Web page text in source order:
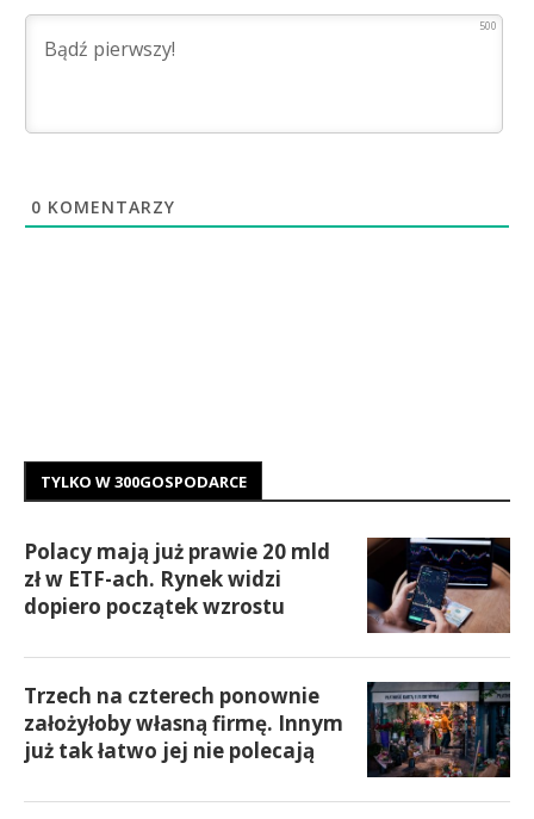
500
0 KOMENTARZY
TYLKO W 300GOSPODARCE
Polacy mają już prawie 20 mld
zł w ETF-ach. Rynek widzi
dopiero początek wzrostu
Trzech na czterech ponownie
założyłoby własną firmę. Innym
już tak łatwo jej nie polecają